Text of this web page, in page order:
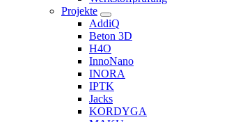
Projekte
AddiQ
Beton 3D
H4O
InnoNano
INORA
IPTK
Jacks
KORDYGA